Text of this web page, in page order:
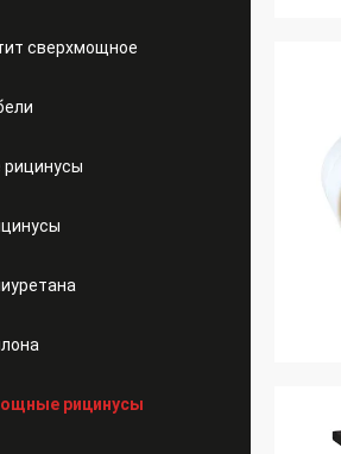
сверхмощное
рицинусы